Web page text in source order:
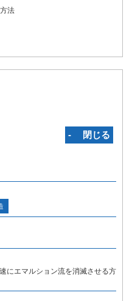
法
‐ 閉じる
にエマルション流を消滅させる方